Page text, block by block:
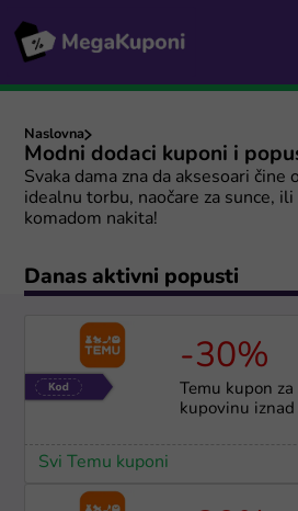
Naslovna
Modni dodaci kuponi i
Svaka dama zna da aksesoari čine
idealnu torbu, naočare za sunce,
komadom nakita!
Danas aktivni popusti
-30%
Temu kupon
kupovinu iznad
Svi Temu kuponi